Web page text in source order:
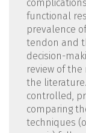
functional
prevalence
tendon and
decision-
review of
the
controlled,
comparing
techniques